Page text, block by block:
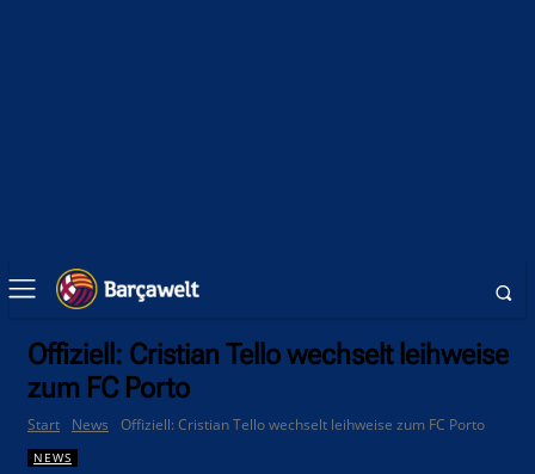
Offiziell: Cristian Tello wechselt leihweise
zum FC Porto
Start News Offiziell: Cristian Tello wechselt leihweise zum FC Porto
NEWS